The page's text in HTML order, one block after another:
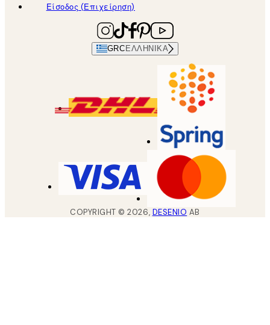
Είσοδος (Επιχείρηση)
GRC ΕΛΛΗΝΙΚΆ
COPYRIGHT ©2026, DESENIO AB